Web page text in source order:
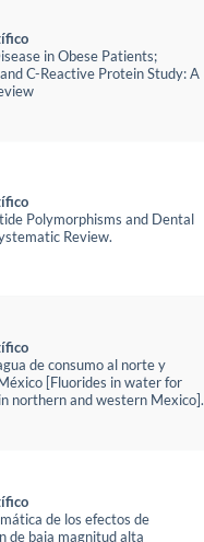
in Obese Patients;
C-Reactive Protein Study: A
Polymorphisms and Dental
Review.
de consumo al norte y
[Fluorides in water for
northern and western Mexico].
de los efectos de
de baja magnitud alta